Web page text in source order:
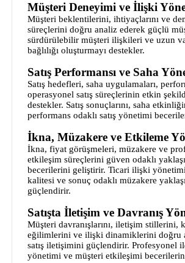
Müşteri Deneyimi ve İlişki
Müşteri beklentilerini, ihtiyaçlarını ve
süreçlerini doğru analiz ederek güçlü
sürdürülebilir müşteri ilişkileri ve uzun
bağlılığı oluşturmayı destekler.
Satış Performansı ve Saha
Satış hedefleri, saha uygulamaları,
operasyonel satış süreçlerinin etkin
destekler. Satış sonuçlarını, saha
performans odaklı satış yönetimi
İkna, Müzakere ve Etkileme
İkna, fiyat görüşmeleri, müzakere ve
etkileşim süreçlerini güven odaklı
becerilerini geliştirir. Ticari ilişki
kalitesi ve sonuç odaklı müzakere
güçlendirir.
Satışta İletişim ve Davranış
Müşteri davranışlarını, iletişim stillerini,
eğilimlerini ve ilişki dinamiklerini doğru
satış iletişimini güçlendirir. Profesyonel
yönetimi ve müşteri etkileşimi